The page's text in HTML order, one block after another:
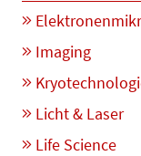
Imaging
Licht & Laser
Life Science